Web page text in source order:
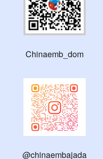
Chinaemb_dom
@chinaembajada